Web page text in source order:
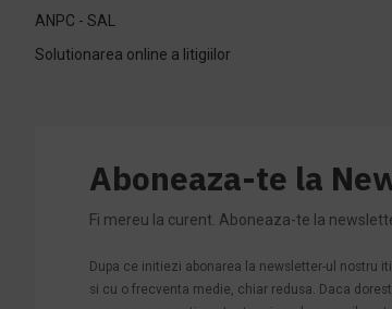
ANPC - SAL
Solutionarea online a litigiilor
Aboneaza-te la
Fi mereu la curent. Aboneaza-te la
Dupa ce initiezi abonarea la newsletter-ul nostru
si cu o frecventa medie, chiar redusa. Daca